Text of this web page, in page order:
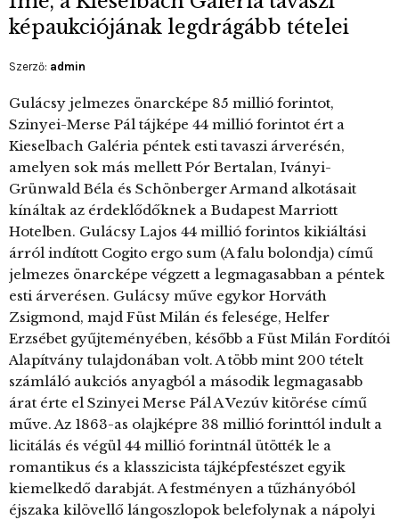
képaukciójának legdrágább tételei
Szerző: admin
Gulácsy jelmezes önarcképe 85 millió forintot,
Szinyei-Merse Pál tájképe 44 millió forintot ért a
Kieselbach Galéria péntek esti tavaszi árverésén,
amelyen sok más mellett Pór Bertalan, Iványi-
Grünwald Béla és Schönberger Armand alkotásait
kínáltak az érdeklődőknek a Budapest Marriott
Hotelben. Gulácsy Lajos 44 millió forintos kikiáltási
árról indított Cogito ergo sum (A falu bolondja) című
jelmezes önarcképe végzett a legmagasabban a péntek
esti árverésen. Gulácsy műve egykor Horváth
Zsigmond, majd Füst Milán és felesége, Helfer
Erzsébet gyűjteményében, később a Füst Milán Fordítói
Alapítvány tulajdonában volt. A több mint 200 tételt
számláló aukciós anyagból a második legmagasabb
árat érte el Szinyei Merse Pál A Vezúv kitörése című
műve. Az 1863-as olajképre 38 millió forinttól indult a
licitálás és végül 44 millió forintnál ütötték le a
romantikus és a klasszicista tájképfestészet egyik
kiemelkedő darabját. A festményen a tűzhányóból
éjszaka kilövellő lángoszlopok belefolynak a nápolyi